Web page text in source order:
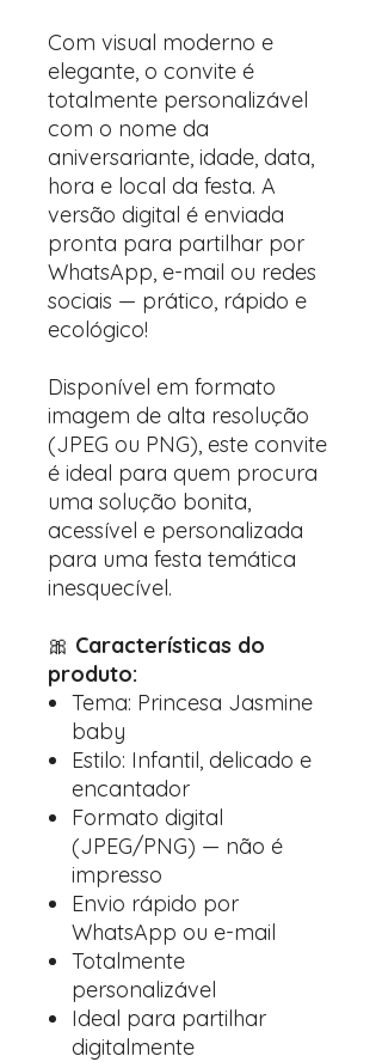
Com visual moderno e
elegante, o convite é
totalmente personalizável
com o nome da
aniversariante, idade, data,
hora e local da festa. A
versão digital é enviada
pronta para partilhar por
WhatsApp, e-mail ou redes
sociais — prático, rápido e
ecológico!
Disponível em formato
imagem de alta resolução
(JPEG ou PNG), este convite
é ideal para quem procura
uma solução bonita,
acessível e personalizada
para uma festa temática
inesquecível.
🎀 Características do
produto:
Tema: Princesa Jasmine
baby
Estilo: Infantil, delicado e
encantador
Formato digital
(JPEG/PNG) — não é
impresso
Envio rápido por
WhatsApp ou e-mail
Totalmente
personalizável
Ideal para partilhar
digitalmente